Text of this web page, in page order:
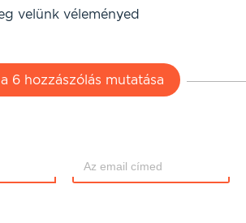
velünk véleményed
6 hozzászólás mutatása